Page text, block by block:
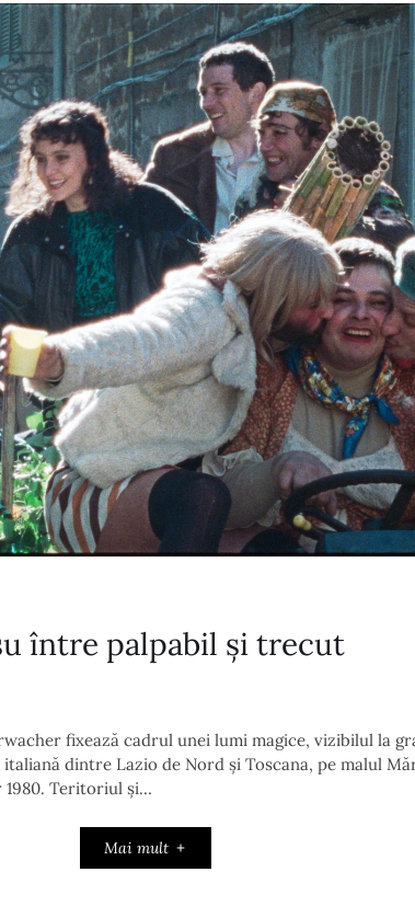
între palpabil și trecut
fixează cadrul unei lumi magice, vizibilul la
dintre Lazio de Nord și Toscana, pe malul
1980. Teritoriul și…
Mai mult